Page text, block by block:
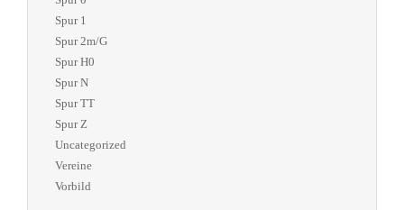
Spur 1
Spur 2m/G
Spur H0
Spur N
Spur TT
Spur Z
Uncategorized
Vereine
Vorbild